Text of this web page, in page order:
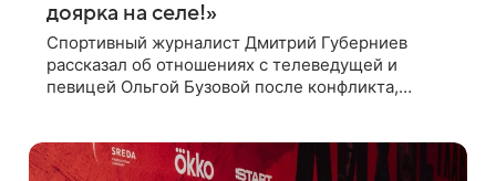
доярка на селе!»
Спортивный журналист Дмитрий Губерниев
рассказал об отношениях с телеведущей и
певицей Ольгой Бузовой после конфликта,